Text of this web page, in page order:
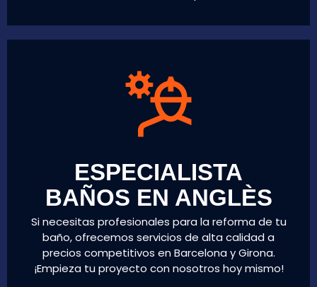
ESPECIALISTA
BAÑOS EN ANGLÈS
Si necesitas profesionales para la reforma de tu
baño, ofrecemos servicios de alta calidad a
precios competitivos en Barcelona y Girona.
¡Empieza tu proyecto con nosotros hoy mismo!